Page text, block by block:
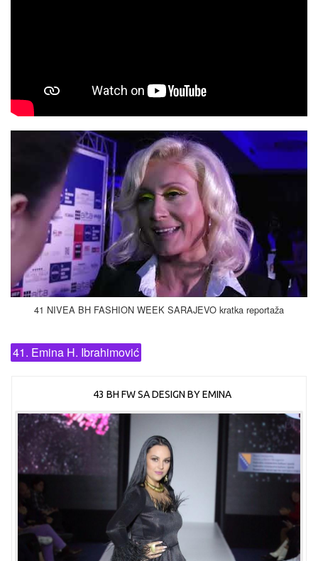
41 NIVEA BH FASHION WEEK SARAJEVO kratka reportaža
41. Emina H. Ibrahimović
43 BH FW SA DESIGN BY EMINA